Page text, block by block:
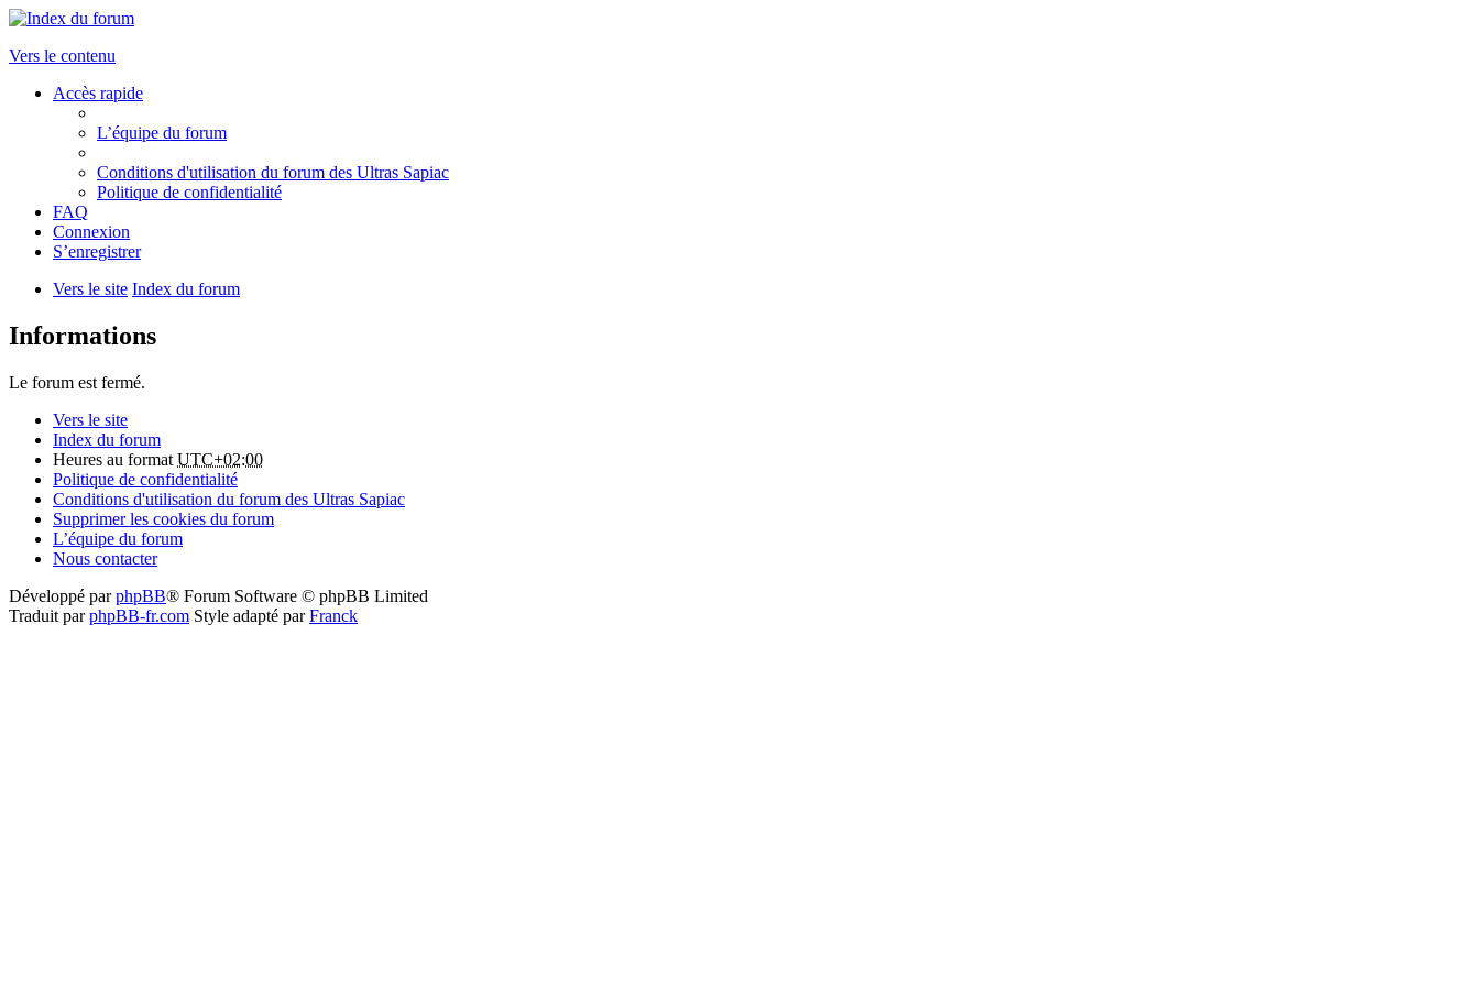
Vers le contenu
Accès rapide
L’équipe du forum
Conditions d'utilisation du forum des Ultras Sapiac
Politique de confidentialité
FAQ
Connexion
S’enregistrer
Vers le site Index du forum
Informations
Le forum est fermé.
Vers le site
Index du forum
Heures au format UTC+02:00
Politique de confidentialité
Conditions d'utilisation du forum des Ultras Sapiac
Supprimer les cookies du forum
L’équipe du forum
Nous contacter
Développé parphpBB® Forum Software © phpBB Limited
Traduit parphpBB-fr.com Style adapté parFranck